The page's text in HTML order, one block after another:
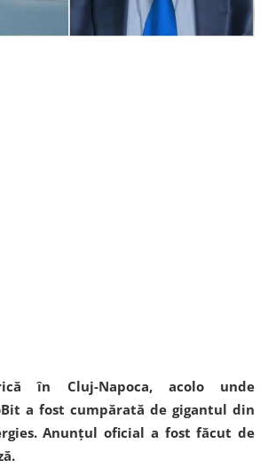
în Cluj-Napoca, acolo unde
a fost cumpărată de gigantul din
Anunțul oficial a fost făcut de